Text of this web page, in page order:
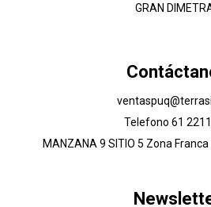
GRAN
Telefono 61
MANZANA 9 SITIO 5 Zona